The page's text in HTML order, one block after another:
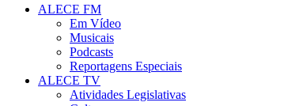
ALECE FM
Em Vídeo
Musicais
Podcasts
Reportagens Especiais
ALECE TV
Atividades Legislativas